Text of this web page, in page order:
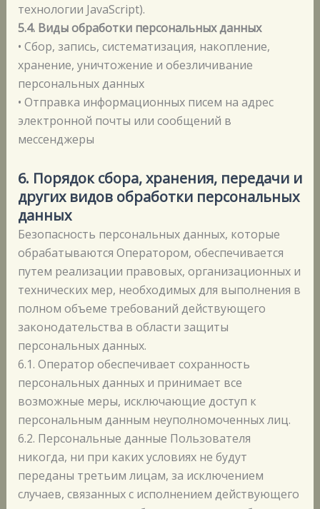
технологии JavaScript).
5.4. Виды обработки персональных данных
• Сбор, запись, систематизация, накопление,
хранение, уничтожение и обезличивание
персональных данных
• Отправка информационных писем на адрес
электронной почты или сообщений в
мессенджеры
6. Порядок сбора, хранения, передачи и
других видов обработки персональных
данных
Безопасность персональных данных, которые
обрабатываются Оператором, обеспечивается
путем реализации правовых, организационных и
технических мер, необходимых для выполнения в
полном объеме требований действующего
законодательства в области защиты
персональных данных.
6.1. Оператор обеспечивает сохранность
персональных данных и принимает все
возможные меры, исключающие доступ к
персональным данным неуполномоченных лиц.
6.2. Персональные данные Пользователя
никогда, ни при каких условиях не будут
переданы третьим лицам, за исключением
случаев, связанных с исполнением действующего